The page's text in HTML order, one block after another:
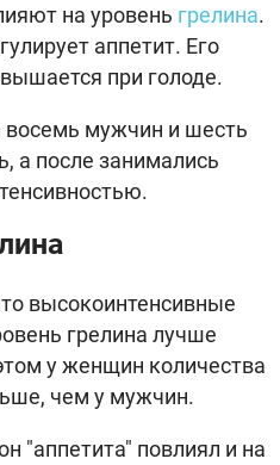
на уровень грелина.
аппетит. Его
при голоде.
восемь мужчин и шесть
а после занимались
высокоинтенсивные
грелина лучше
у женщин количества
чем у мужчин.
"аппетита" повлиял и на